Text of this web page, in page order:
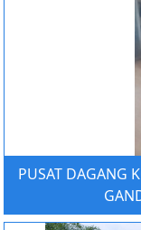
PUSAT DAGANG